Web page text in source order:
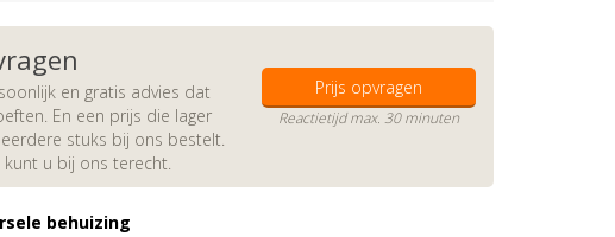
en gratis advies dat
En een prijs die lager
stuks bij ons bestelt.
u bij ons terecht.
Prijs opvragen
Reactietijd max. 30 minuten
behuizing